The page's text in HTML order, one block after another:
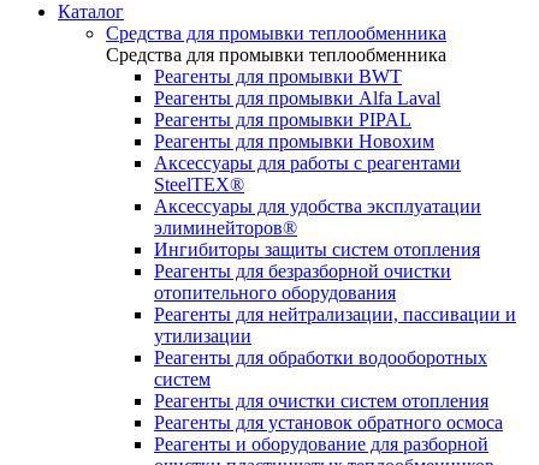
Каталог
Средства для промывки теплообменника
Средства для промывки теплообменника
Реагенты для промывки BWT
Реагенты для промывки Alfa Laval
Реагенты для промывки PIPAL
Реагенты для промывки Новохим
Аксессуары для работы с реагентами
SteelTEX®
Аксессуары для удобства эксплуатации
элиминейторов®
Ингибиторы защиты систем отопления
Реагенты для безразборной очистки
отопительного оборудования
Реагенты для нейтрализации, пассивации и
утилизации
Реагенты для обработки водооборотных
систем
Реагенты для очистки систем отопления
Реагенты для установок обратного осмоса
Реагенты и оборудование для разборной